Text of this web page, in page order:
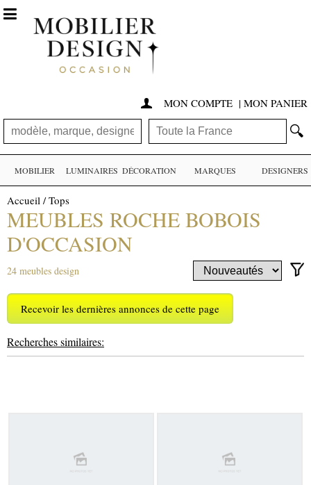
 MON COMPTE | MON PANIER
🔍

MOBILIER LUMINAIRES DÉCORATION MARQUES DESIGNERS
Accueil /Tops
MEUBLES ROCHE BOBOIS
D'OCCASION
24 meubles design
Recevoir les dernières annonces de cette page
Recherches similaires: